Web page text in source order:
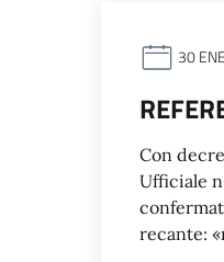
30
Con
Ufficiale
recante: